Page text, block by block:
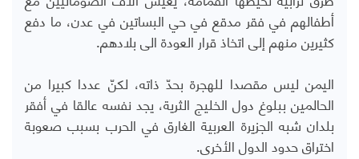
أطفالهم في فقر مدقع في حي البساتين في عدن، ما دفع
كثيرين منهم إلى اتخاذ قرار العودة الى بلادهم.
اليمن ليس مقصدا للهجرة بحدّ ذاته، لكنّ عددا كبيرا من
الحالمين ببلوغ دول الخليج الثرية، يجد نفسه عالقا في أفقر
بلدان شبه الجزيرة العربية الغارق في الحرب بسبب صعوبة
اختراق حدود الدول الأخرى.